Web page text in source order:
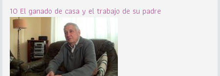
10 El ganado de casa y el trabajo de su padre